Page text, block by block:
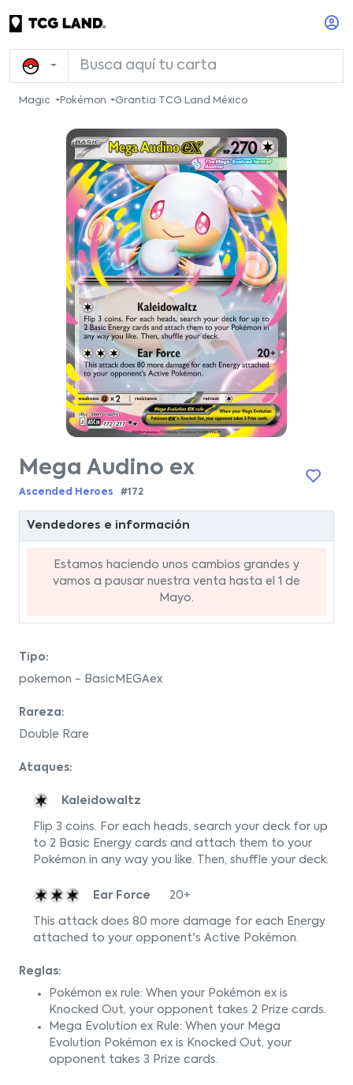
Magic Pokémon Grantia TCG Land México
Mega Audino ex
Ascended Heroes #172
Vendedores e información
Estamos haciendo unos cambios grandes y
vamos a pausar nuestra venta hasta el 1 de
Mayo.
Tipo:
pokemon - BasicMEGAex
Rareza:
Double Rare
Ataques:
Kaleidowaltz
Flip 3 coins. For each heads, search your deck for up
to 2 Basic Energy cards and attach them to your
Pokémon in any way you like. Then, shuffle your deck.
Ear Force 20+
This attack does 80 more damage for each Energy
attached to your opponent's Active Pokémon.
Reglas:
Pokémon ex rule: When your Pokémon ex is
Knocked Out, your opponent takes 2 Prize cards.
Mega Evolution ex Rule: When your Mega
Evolution Pokémon ex is Knocked Out, your
opponent takes 3 Prize cards.